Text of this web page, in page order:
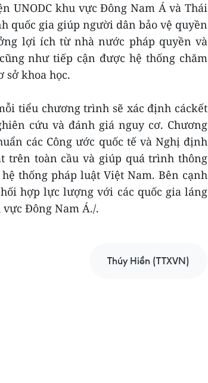
UNODC khu vực Đông Nam Á và Thái
quốc gia giúp người dân bảo vệ quyền
lợi ích từ nhà nước pháp quyền và
như tiếp cận được hệ thống chăm
sở khoa học.
tiểu chương trình sẽ xác định cáckết
cứu và đánh giá nguy cơ. Chương
các Công ước quốc tế và Nghị định
trên toàn cầu và giúp quá trình thông
thống pháp luật Việt Nam. Bên cạnh
hợp lực lượng với các quốc gia láng
Đông Nam Á./.
Thúy Hiền (TTXVN)